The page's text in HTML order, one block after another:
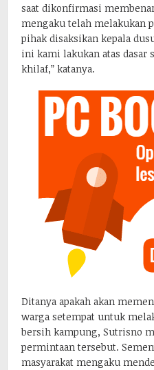
saat dikonfirmasi
mengaku telah melakukan
pihak disaksikan kepala
ini kami lakukan atas dasar
khilaf,” katanya.
Ditanya apakah akan
warga setempat untuk
bersih kampung, Sutrisno
permintaan tersebut.
masyarakat mengaku